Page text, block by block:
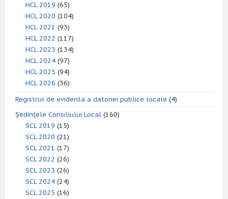
HCL 2019 (65)
HCL 2020 (104)
HCL 2021 (93)
HCL 2022 (117)
HCL 2023 (134)
HCL 2024 (97)
HCL 2025 (94)
HCL 2026 (36)
Registrul de evidenta a datoriei publice locale (4)
Ședințele Consiliului Local (160)
SCL 2019 (15)
SCL 2020 (21)
SCL 2021 (17)
SCL 2022 (26)
SCL 2023 (26)
SCL 2024 (24)
SCL 2025 (16)